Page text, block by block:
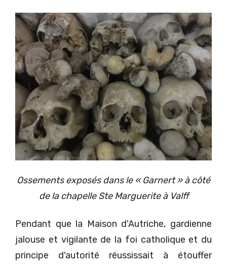
Ossements exposés dans le « Garnert » à côté
de la chapelle Ste Marguerite à Valff
Pendant que la Maison d'Autriche, gardienne
jalouse et vigilante de la foi catholique et du
principe d'autorité réussissait à étouffer